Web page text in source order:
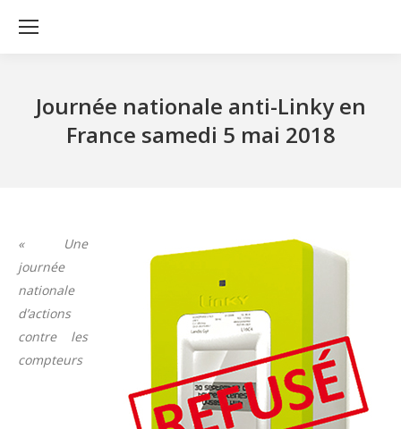
Journée nationale anti-Linky en
France samedi 5 mai 2018
« Une
journée
nationale
d’actions
contre les
compteurs